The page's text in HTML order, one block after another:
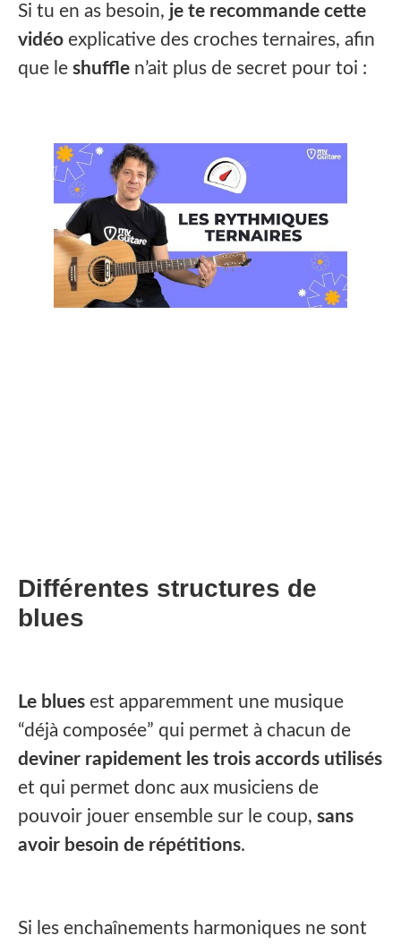
Si tu en as besoin, je te recommande cette
vidéo explicative des croches ternaires, afin
que le shuffle n’ait plus de secret pour toi :
Différentes structures de
blues
Le blues est apparemment une musique
“déjà composée” qui permet à chacun de
deviner rapidement les trois accords utilisés
et qui permet donc aux musiciens de
pouvoir jouer ensemble sur le coup, sans
avoir besoin de répétitions.
Si les enchaînements harmoniques ne sont